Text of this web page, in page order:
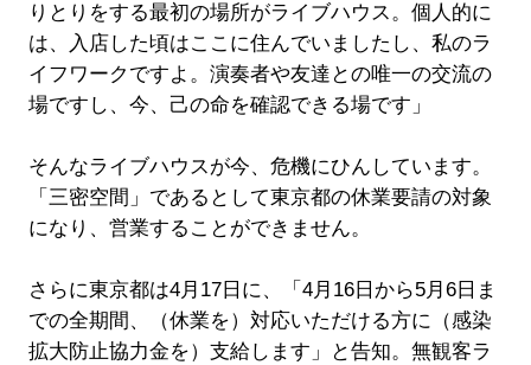
りとりをする最初の場所がライブハウス。個人的に
は、入店した頃はここに住んでいましたし、私のラ
イフワークですよ。演奏者や友達との唯一の交流の
場ですし、今、己の命を確認できる場です」
そんなライブハウスが今、危機にひんしています。
「三密空間」であるとして東京都の休業要請の対象
になり、営業することができません。
さらに東京都は4月17日に、「4月16日から5月6日ま
での全期間、（休業を）対応いただける方に（感染
拡大防止協力金を）支給します」と告知。無観客ラ